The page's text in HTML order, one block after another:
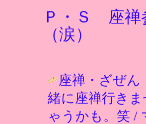
Ｐ・Ｓ 座禅
（涙）
座禅・ざぜん
緒に座禅行き
ゃうかも。笑 /